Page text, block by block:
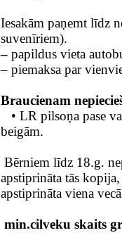
Iesakām paņemt līdz
suvenīriem).
– papildus vieta
– piemaksa par
Braucienam
• LR pilsoņa pase
beigām.
Bērniem līdz 18.g.
apstiprināta tās
apstiprināta viena
min.cilveku skaits